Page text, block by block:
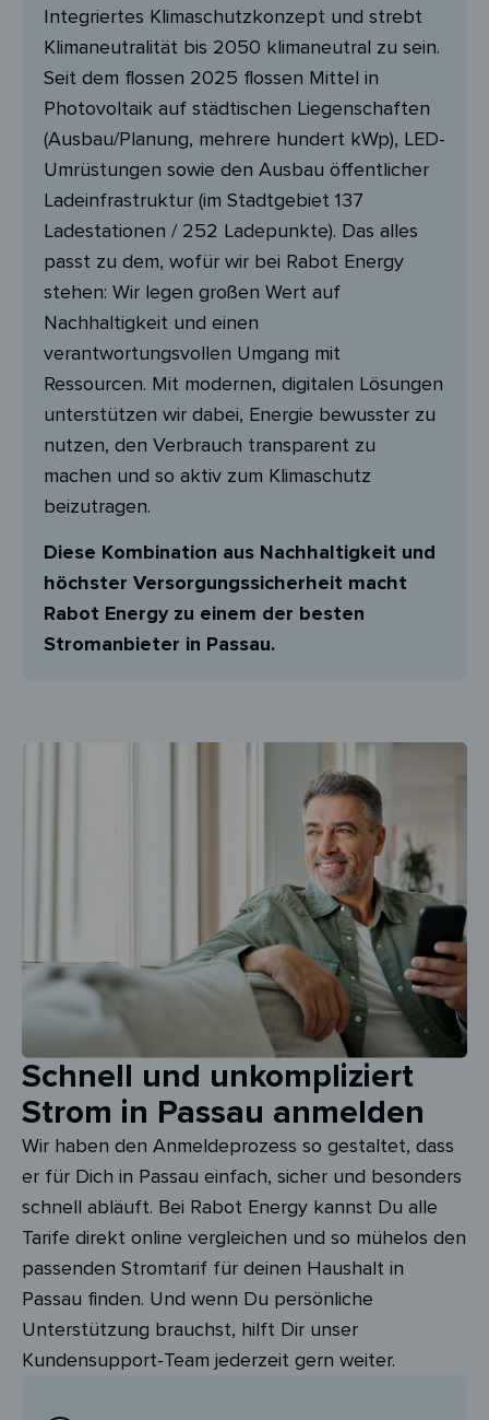
Integriertes Klimaschutzkonzept und strebt
Klimaneutralität bis 2050 klimaneutral zu sein.
Seit dem flossen 2025 flossen Mittel in
Photovoltaik auf städtischen Liegenschaften
(Ausbau/Planung, mehrere hundert kWp), LED-
Umrüstungen sowie den Ausbau öffentlicher
Ladeinfrastruktur (im Stadtgebiet 137
Ladestationen / 252 Ladepunkte). Das alles
passt zu dem, wofür wir bei Rabot Energy
stehen: Wir legen großen Wert auf
Nachhaltigkeit und einen
verantwortungsvollen Umgang mit
Ressourcen. Mit modernen, digitalen Lösungen
unterstützen wir dabei, Energie bewusster zu
nutzen, den Verbrauch transparent zu
machen und so aktiv zum Klimaschutz
beizutragen.
Diese Kombination aus Nachhaltigkeit und
höchster Versorgungssicherheit macht
Rabot Energy zu einem der besten
Stromanbieter in Passau.
Schnell und unkompliziert
Strom in Passau anmelden
Wir haben den Anmeldeprozess so gestaltet, dass
er für Dich in Passau einfach, sicher und besonders
schnell abläuft. Bei Rabot Energy kannst Du alle
Tarife direkt online vergleichen und so mühelos den
passenden Stromtarif für deinen Haushalt in
Passau finden. Und wenn Du persönliche
Unterstützung brauchst, hilft Dir unser
Kundensupport-Team jederzeit gern weiter.